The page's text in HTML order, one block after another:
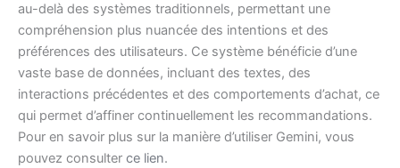
au-delà des systèmes traditionnels, permettant une
compréhension plus nuancée des intentions et des
préférences des utilisateurs. Ce système bénéficie d’une
vaste base de données, incluant des textes, des
interactions précédentes et des comportements d’achat, ce
qui permet d’affiner continuellement les recommandations.
Pour en savoir plus sur la manière d’utiliser Gemini, vous
pouvez consulter ce lien.